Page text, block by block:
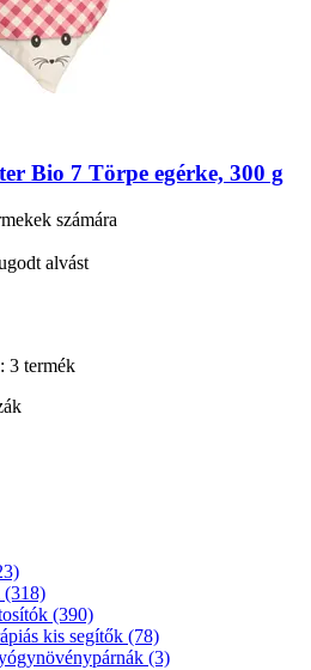
Bio 7 Törpe egérke, 300 g
számára
alvást
3 termék
(390)
kis segítők (78)
(3)